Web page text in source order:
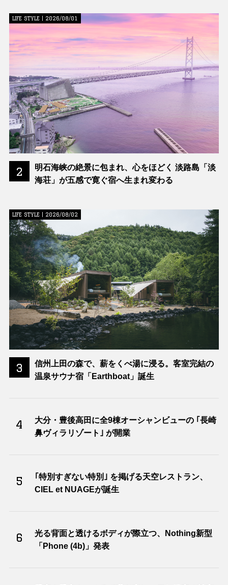
2
LIFE STYLE | 2026/08/01
明石海峡の絶景に包まれ、心をほどく 淡路島「淡
海荘」が五感で寛ぐ宿へ生まれ変わる
3
LIFE STYLE | 2026/08/02
信州上田の森で、薪をくべ湯に浸る。客室完結の
温泉サウナ宿「Earthboat」誕生
4
大分・豊後高田に全9棟オーシャンビューの ｢長崎
鼻ヴィラリゾート｣ が開業
5
｢特別すぎない特別｣ を掲げる天空レストラン、
CIEL et NUAGEが誕生
6
光る背面と透けるボディが際立つ、Nothing新型
「Phone (4b)」発表